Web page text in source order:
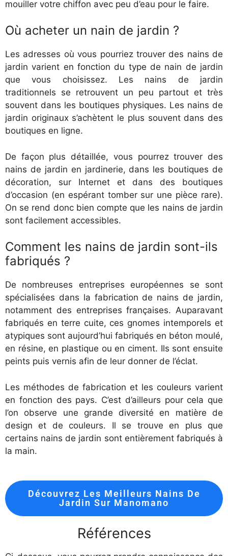
mouiller votre chiffon avec peu d’eau pour le faire.
Où acheter un nain de jardin ?
Les adresses où vous pourriez trouver des nains de
jardin varient en fonction du type de nain de jardin
que vous choisissez. Les nains de jardin
traditionnels se retrouvent un peu partout et très
souvent dans les boutiques physiques. Les nains de
jardin originaux s’achètent le plus souvent dans des
boutiques en ligne.
De façon plus détaillée, vous pourrez trouver des
nains de jardin en jardinerie, dans les boutiques de
décoration, sur Internet et dans des boutiques
d’occasion (en espérant tomber sur une pièce rare).
On se rend donc bien compte que les nains de jardin
sont facilement accessibles.
Comment les nains de jardin sont-ils
fabriqués ?
De nombreuses entreprises européennes se sont
spécialisées dans la fabrication de nains de jardin,
notamment des entreprises françaises. Auparavant
fabriqués en terre cuite, ces gnomes intemporels et
atypiques sont aujourd’hui fabriqués en béton moulé,
en résine, en plastique ou en ciment. Ils sont ensuite
peints puis vernis afin de leur donner de l’éclat.
Les méthodes de fabrication et les couleurs varient
en fonction des pays. C’est d’ailleurs pour cela que
l’on observe une grande diversité en matière de
design et de couleurs. Il se trouve en plus que
certains nains de jardin sont entièrement fabriqués à
la main.
Découvrez Les Meilleurs Nains De
Jardin Sur Manomano
Références